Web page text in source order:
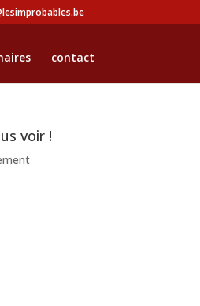
contact
voir !